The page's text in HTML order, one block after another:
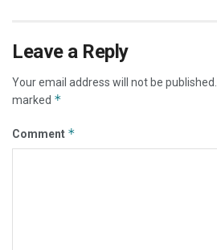
Leave a Reply
Your email address will not be published.
marked *
Comment *